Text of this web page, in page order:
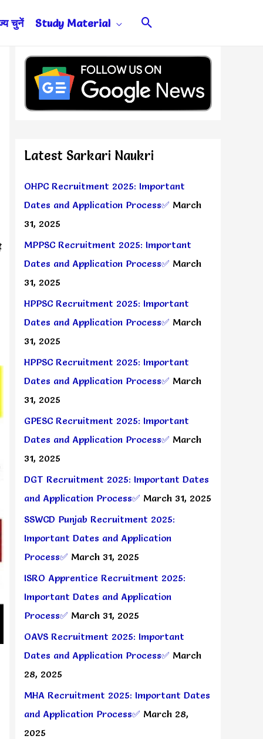
चुनें Study Material Search
Latest Sarkari Naukri
OHPC Recruitment 2025: Important
Dates and Application Process✅ March
31, 2025
MPPSC Recruitment 2025: Important
Dates and Application Process✅ March
31, 2025
HPPSC Recruitment 2025: Important
Dates and Application Process✅ March
31, 2025
HPPSC Recruitment 2025: Important
Dates and Application Process✅ March
31, 2025
GPESC Recruitment 2025: Important
Dates and Application Process✅ March
31, 2025
DGT Recruitment 2025: Important Dates
and Application Process✅ March 31, 2025
SSWCD Punjab Recruitment 2025:
Important Dates and Application
Process✅ March 31, 2025
ISRO Apprentice Recruitment 2025:
Important Dates and Application
Process✅ March 31, 2025
OAVS Recruitment 2025: Important
Dates and Application Process✅ March
28, 2025
MHA Recruitment 2025: Important Dates
and Application Process✅ March 28,
2025